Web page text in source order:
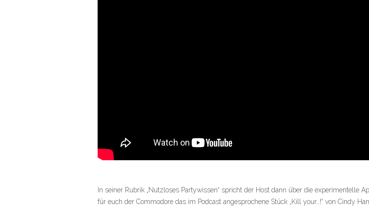
In seiner Rubrik „Nutzloses Partywissen“ spricht der Host dann über die experimentelle
für euch der Commodore das im Podcast angesprochene Stück „Kill your…!“ von Cindy